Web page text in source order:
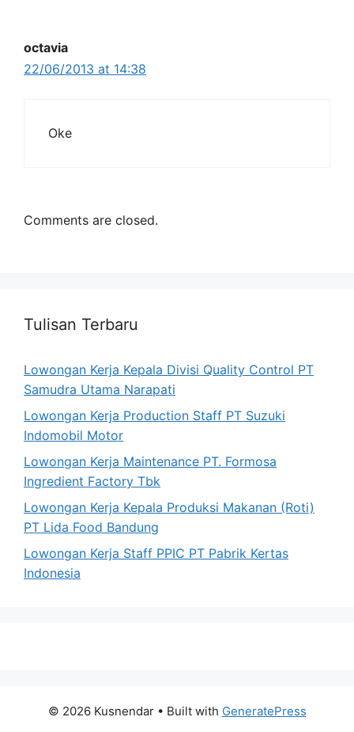
octavia
22/06/2013 at 14:38
Oke
Comments are closed.
Tulisan Terbaru
Lowongan Kerja Kepala Divisi Quality Control PT
Samudra Utama Narapati
Lowongan Kerja Production Staff PT Suzuki
Indomobil Motor
Lowongan Kerja Maintenance PT. Formosa
Ingredient Factory Tbk
Lowongan Kerja Kepala Produksi Makanan (Roti)
PT Lida Food Bandung
Lowongan Kerja Staff PPIC PT Pabrik Kertas
Indonesia
© 2026 Kusnendar• Built with GeneratePress